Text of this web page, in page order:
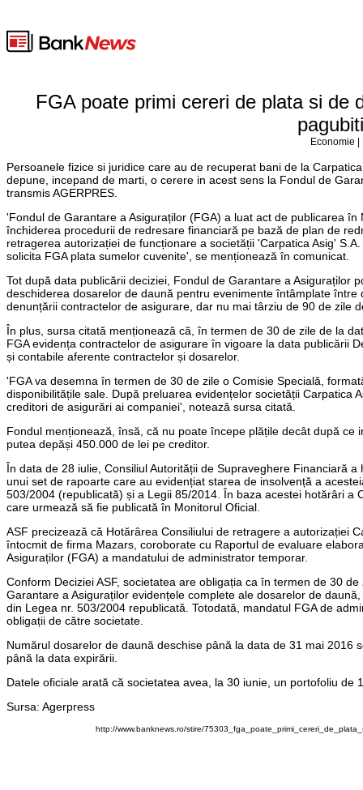
FGA poate primi cereri de plata si de
Economie
Persoanele fizice si juridice care au de recuperat bani de la
depune, incepand de marti, o cerere in acest sens la Fondul de
transmis AGERPRES.
'Fondul de Garantare a Asiguraților (FGA) a luat act de publicarea
închiderea procedurii de redresare financiară pe bază de plan de
retragerea autorizației de funcționare a societății 'Carpatica Asig'
solicita FGA plata sumelor cuvenite', se menționează în comunicat.
Tot după data publicării deciziei, Fondul de Garantare a Asiguraților
deschiderea dosarelor de daună pentru evenimente întâmplate
denunțării contractelor de asigurare, dar nu mai târziu de 90 de zile
În plus, sursa citată menționează că, în termen de 30 de zile de la
FGA evidența contractelor de asigurare în vigoare la data publicării
și contabile aferente contractelor și dosarelor.
'FGA va desemna în termen de 30 de zile o Comisie Specială,
disponibilitățile sale. După preluarea evidențelor societății Carpatica
creditori de asigurări ai companiei', notează sursa citată.
Fondul menționează, însă, că nu poate începe plățile decât după
putea depăși 450.000 de lei pe creditor.
În data de 28 iulie, Consiliul Autorității de Supraveghere Financiară
unui set de rapoarte care au evidențiat starea de insolvență a
503/2004 (republicată) și a Legii 85/2014. În baza acestei hotărâri
care urmează să fie publicată în Monitorul Oficial.
ASF precizează că Hotărârea Consiliului de retragere a autorizației
întocmit de firma Mazars, coroborate cu Raportul de evaluare
Asiguraților (FGA) a mandatului de administrator temporar.
Conform Deciziei ASF, societatea are obligația ca în termen de 30
Garantare a Asiguraților evidențele complete ale dosarelor de
din Legea nr. 503/2004 republicată. Totodată, mandatul FGA de
obligații de către societate.
Numărul dosarelor de daună deschise până la data de 31 mai
până la data expirării.
Datele oficiale arată că societatea avea, la 30 iunie, un portofoliu
Sursa: Agerpress
http://www.banknews.ro/stire/